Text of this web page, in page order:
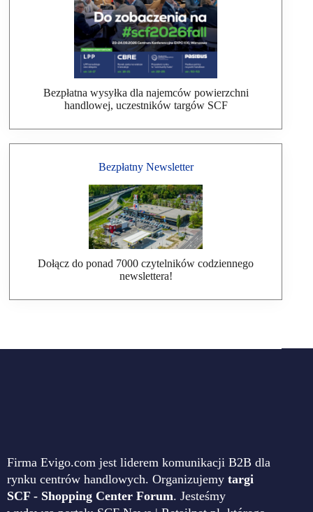
Bezpłatna wysyłka dla najemców powierzchni
handlowej, uczestników targów SCF
Bezpłatny Newsletter
Dołącz do ponad 7000 czytelników codziennego
newslettera!
Firma Evigo.com jest liderem komunikacji B2B dla
rynku centrów handlowych. Organizujemy targi
SCF - Shopping Center Forum. Jesteśmy